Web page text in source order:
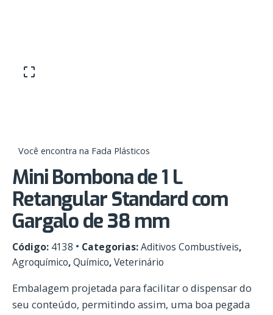
Você encontra na Fada Plásticos
Mini Bombona de 1 L
Retangular Standard com
Gargalo de 38 mm
Código: 4138 Categorias:Aditivos Combustíveis,
Agroquímico,Químico,Veterinário
Embalagem projetada para facilitar o dispensar do
seu conteúdo, permitindo assim, uma boa pegada